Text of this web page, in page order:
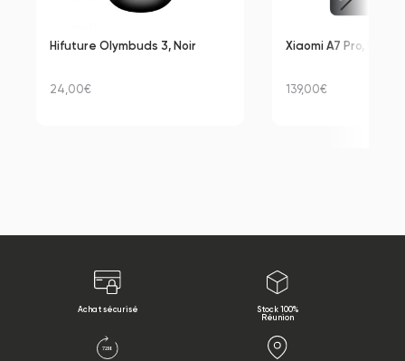
Hifuture Olymbuds 3, Noir
24,00€
Xiaomi A7 Pro, Noir,
139,00€
Achat sécurisé
Stock 100%
Réunion